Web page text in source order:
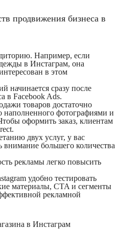
продвижения бизнеса в
Например, если
в Инстаграм, она
в этом
начинается сразу после
в Facebook Ads.
товаров достаточно
наполненного фотографиями и
оформить заказ, клиентам
двух услуг, у вас
внимание большего количества
рекламы легко повысить
удобно тестировать
материалы, CTA и сегменты
рекламной
в Инстаграм